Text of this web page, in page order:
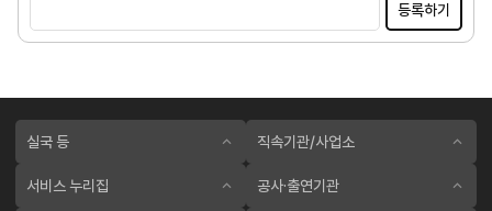
등록하기
실국 등 직속기관/사업소
서비스 누리집 공사·출연기관